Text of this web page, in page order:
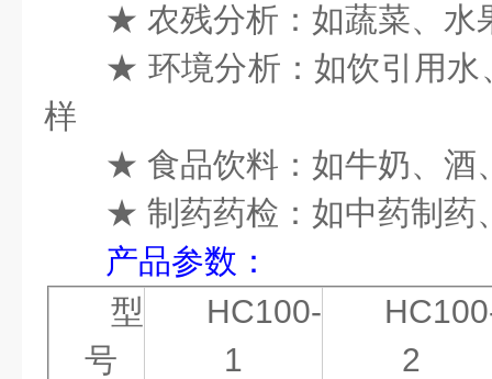
★ 农残分析：如蔬菜、水
★ 环境分析：如饮引用
样
★ 食品饮料：如牛奶、酒
★ 制药药检：如中药制药
产品参数 ：
型
号
HC100-
1
HC
2